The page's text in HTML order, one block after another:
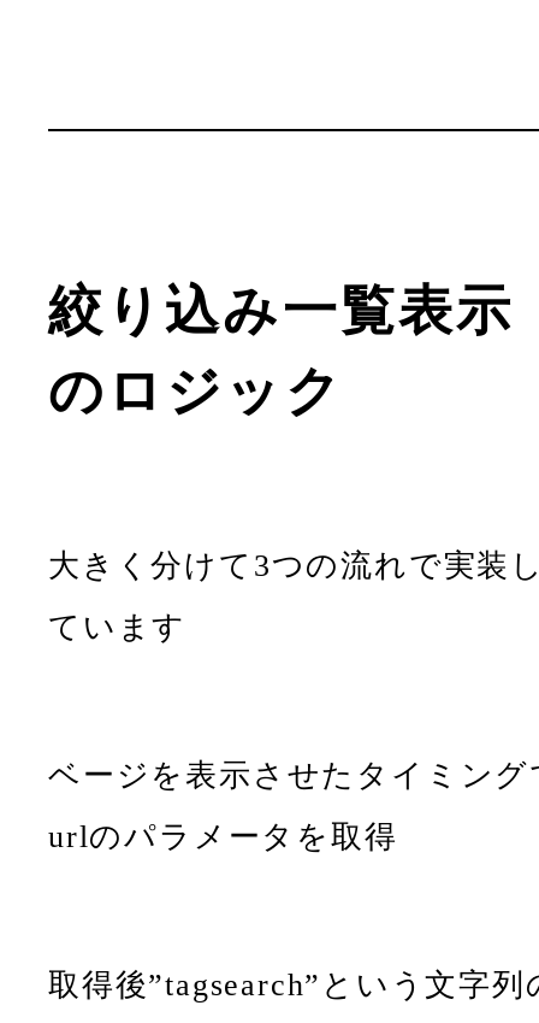
絞り込み一覧表示
のロジック
大きく分けて3つの流れで実装
ています
ベージを表示させたタイミング
urlのパラメータを取得
取得後”tagsearch”という文字列